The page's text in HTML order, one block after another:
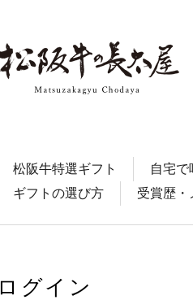
松阪牛特選ギフト 自宅で
ギフトの選び方
受賞歴・
ログイン